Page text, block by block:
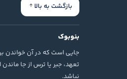
بازگشت به بالا
بنوبوک
جایی است که در آن خواندن
تعهد، جبر یا ترس از جا ماندن
نباشد.